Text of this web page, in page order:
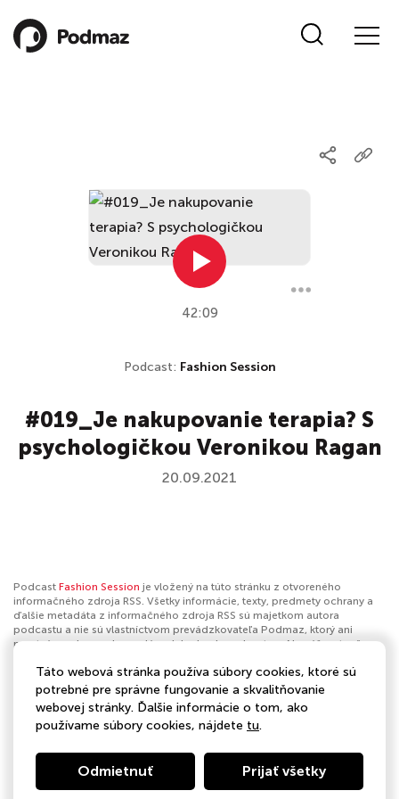
42:09
Podcast: Fashion Session
#019_Je nakupovanie terapia? S
psychologičkou Veronikou Ragan
20.09.2021
Podcast Fashion Session je vložený na túto stránku z otvoreného
informačného zdroja RSS. Všetky informácie, texty, predmety ochrany a
ďalšie metadáta z informačného zdroja RSS sú majetkom autora
podcastu a nie sú vlastníctvom prevádzkovateľa Podmaz, ktorý ani
nevytvára ani nezodpovedá za ich obsah podcastov. Ak máš za to, že
nahlásiť obsah. Ak je toto tvoj podcast a chceš získať kontrolu nad týmto
profilomklikni sem.
Autor:Rádio Expres
Kategórie: Spoločnosť a kultúra,
Táto webová stránka používa súbory cookies, ktoré sú
potrebné pre správne fungovanie a skvalitňovanie
webovej stránky. Ďalšie informácie o tom, ako
používame súbory cookies, nájdete tu.
Odmietnuť Prijať všetky